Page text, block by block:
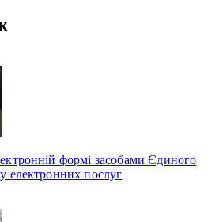
формі засобами Єдиного
електронних послуг